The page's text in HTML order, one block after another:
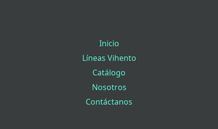
Inicio
Líneas Vihento
Catálogo
Nosotros
Contáctanos